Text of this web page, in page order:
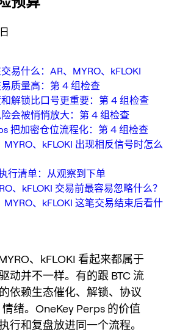
易什么：AR、MYRO、kFLOKI
质量高：第 4 组检查
解锁比口号更重要：第 4 组检查
会被悄悄放大：第 4 组检查
把加密仓位流程化：第 4 组检查
、kFLOKI 出现相反信号时怎么
行清单：从观察到下单
、kFLOKI 交易前最容易忽略什么？
MYRO、kFLOKI 这笔交易结束后看什
、kFLOKI 看起来都属于
动并不一样。有的跟 BTC 流
依赖生态催化、解锁、协议
绪。OneKey Perps 的价值
行和复盘放进同一个流程。